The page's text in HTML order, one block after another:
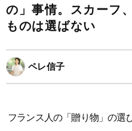
の」事情。スカーフ
ものは選ばない
ペレ信子
フランス人の「贈り物」の選